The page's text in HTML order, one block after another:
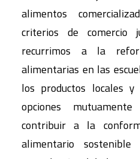
alimentos
criterios de comercio
recurrimos a la
alimentarias en las
los productos locales
opciones
contribuir a la
alimentario